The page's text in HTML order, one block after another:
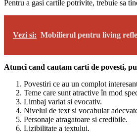
Pentru a gasi cartile potrivite, trebuie sa
Vezi si: Mobilierul pentru living
Atunci cand cautam carti de povesti,
Povestiri ce au un complot
Teme care sunt atractive în mod
Limbaj variat si evocativ.
Nivelul de text si vocabular
Personaje atragatoare si credibile.
Lizibilitate a textului.